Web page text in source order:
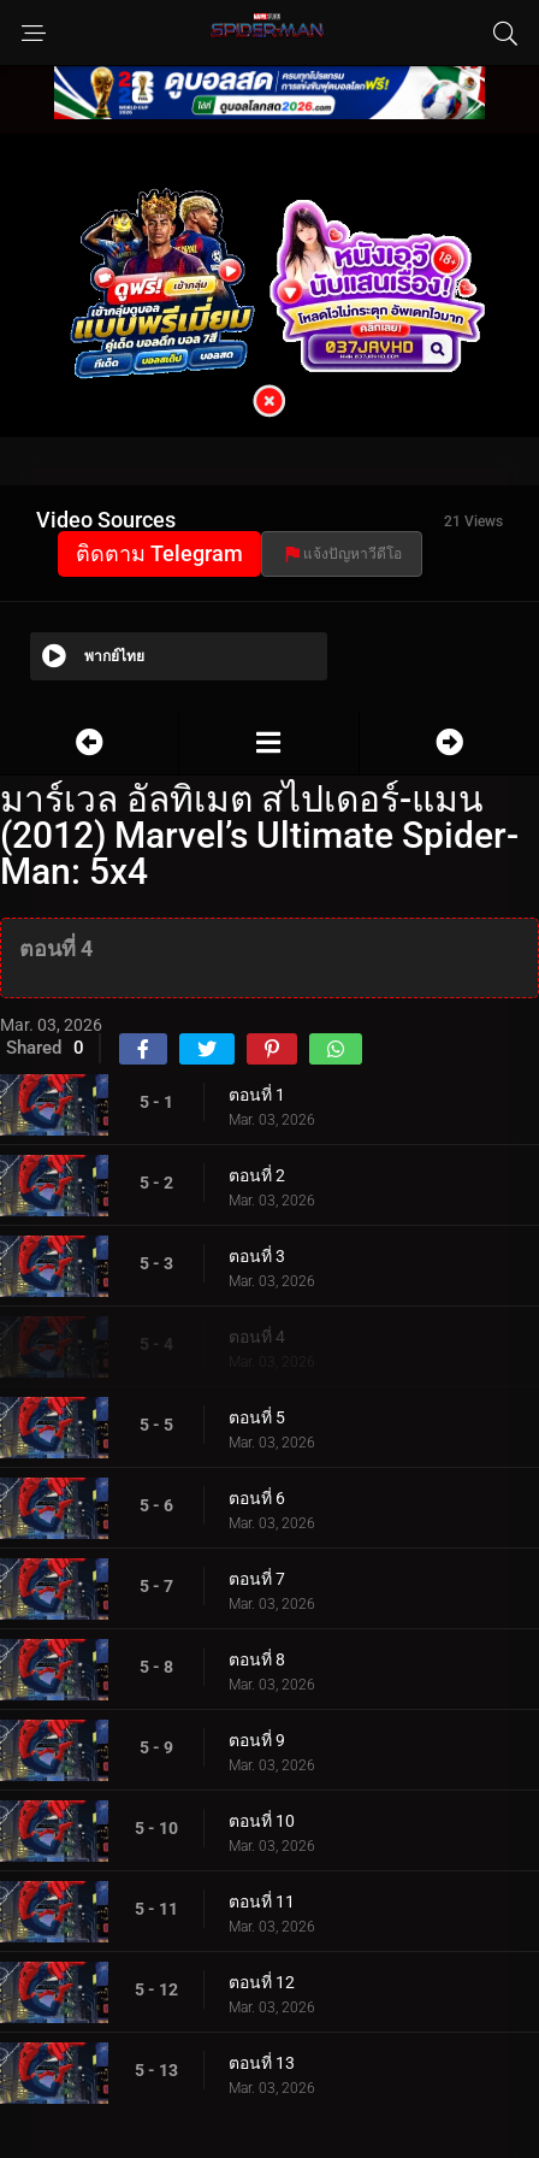
Video Sources 21 Views
ติดตาม Telegram แจ้งปัญหาวีดีโอ
พากย์ไทย
มาร์เวล อัลทิเมต สไปเดอร์-แมน
(2012) Marvel’s Ultimate Spider-
Man: 5x4
ตอนที่ 4
Mar. 03, 2026
Shared 0
5 - 1 ตอนที่ 1
Mar. 03, 2026
5 - 2 ตอนที่ 2
Mar. 03, 2026
5 - 3 ตอนที่ 3
Mar. 03, 2026
5 - 4 ตอนที่ 4
Mar. 03, 2026
5 - 5 ตอนที่ 5
Mar. 03, 2026
5 - 6 ตอนที่ 6
Mar. 03, 2026
5 - 7 ตอนที่ 7
Mar. 03, 2026
5 - 8 ตอนที่ 8
Mar. 03, 2026
5 - 9 ตอนที่ 9
Mar. 03, 2026
5 - 10 ตอนที่ 10
Mar. 03, 2026
5 - 11 ตอนที่ 11
Mar. 03, 2026
5 - 12 ตอนที่ 12
Mar. 03, 2026
5 - 13 ตอนที่ 13
Mar. 03, 2026